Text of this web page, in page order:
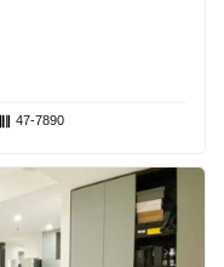
47-7890